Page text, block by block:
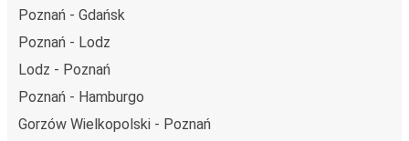
Poznań - Gdańsk
Poznań - Lodz
Lodz - Poznań
Poznań - Hamburgo
Gorzów Wielkopolski - Poznań